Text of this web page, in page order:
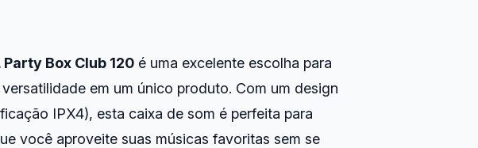
Box Club 120 é uma excelente escolha para
em um único produto. Com um design
IPX4), esta caixa de som é perfeita para
você aproveite suas músicas favoritas sem se